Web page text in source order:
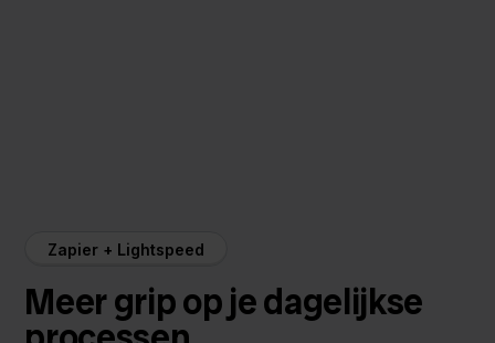
Zapier + Lightspeed
Meer grip op je dagelijkse